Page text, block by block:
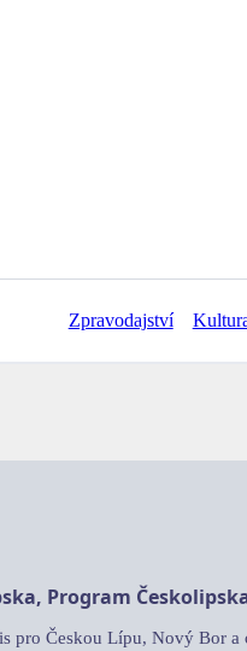
Zpravodajství
Program
pro Českou Lípu, Nový Bor a